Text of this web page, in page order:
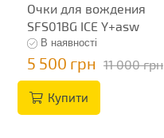
Очки для вождения
SFS01BG ICE Y+asw
В наявності
5 500 грн 11 000 грн
Купити